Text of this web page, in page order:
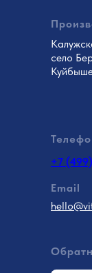
село
+7
Email